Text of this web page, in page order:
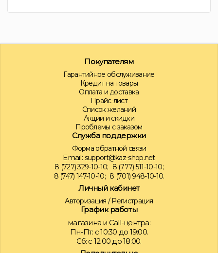
Покупателям
Гарантийное обслуживание
Кредит на товары
Оплата и доставка
Прайс-лист
Список желаний
Акции и скидки
Проблемы с заказом
Служба поддержки
Форма обратной связи
Email: support@kaz-shop.net
8 (727) 329-10-10; 8 (777) 511-10-10;
8 (747) 147-10-10; 8 (701) 948-10-10.
Личный кабинет
Авторизация /Регистрация
График работы
магазина и Call-центра:
Пн-Пт: с 10:30 до 19:00.
Сб: с 12:00 до 18:00.